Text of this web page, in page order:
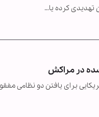
تهدیدی کرده یا…
در مراکش